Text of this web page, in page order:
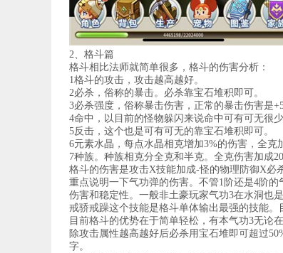
2、格斗篇
格斗相比法师就简单很多，格斗的伤害分析：
1格斗的攻击，攻击越高越好。
2必杀，俗称的暴击。必杀靠宝石堆积即可。
3必杀强度，俗称暴击伤害，正常的暴击伤害是
4命中，以目前的怪物躲闪来说命中可有可无很
5反击，这个也是可有可无的靠宝石堆积即可。
6元素水晶，每点水晶相克增加3%的伤害，全克
7种族。种族相克分全克和半克。全克伤害加成
格斗的伤害是攻击X技能加成-怪的物理防御X必
重点说明一下气功弹的伤害。不管1阶还是4阶
伤害和稳定性。一般非土豪玩家气功3在水洞也
戒骄戒躁这个技能是格斗单体输出最强的技能。
目前格斗的优势在于简单轻松，有本气功3无论
除攻击属性越高越好后必杀用宝石堆即可超过
字。